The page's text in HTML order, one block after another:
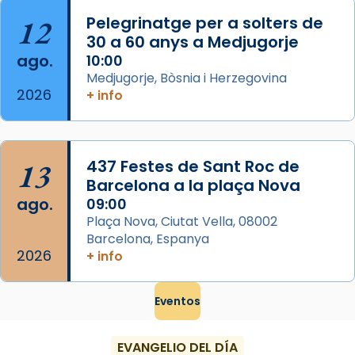
Foto
View on Facebook ·
12
ago.
2026
Pelegrinatge per a solters de
30 a 60 anys a Medjugorje
10:00
Medjugorje, Bòsnia i Herzegovina
+ info
13
ago.
2026
437 Festes de Sant Roc de
Barcelona a la plaça Nova
09:00
Plaça Nova, Ciutat Vella, 08002
Barcelona, Espanya
+ info
Eventos
EVANGELIO DEL DÍA